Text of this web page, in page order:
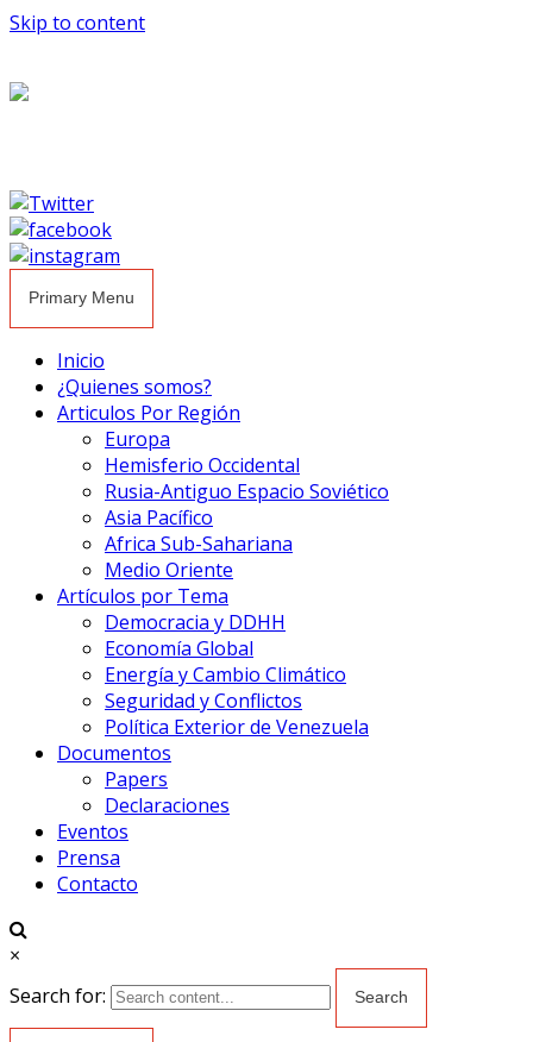
Skip to content
Primary Menu
Inicio
¿Quienes somos?
Articulos Por Región
Europa
Hemisferio Occidental
Rusia-Antiguo Espacio Soviético
Asia Pacífico
Africa Sub-Sahariana
Medio Oriente
Artículos por Tema
Democracia y DDHH
Economía Global
Energía y Cambio Climático
Seguridad y Conflictos
Política Exterior de Venezuela
Documentos
Papers
Declaraciones
Eventos
Prensa
Contacto
×
Search for: